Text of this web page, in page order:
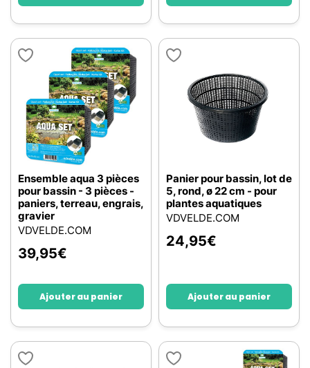
Ensemble aqua 3 pièces
pour bassin - 3 pièces -
paniers, terreau, engrais,
gravier
VDVELDE.COM
39,95€
Ajouter au panier
Panier pour bassin, lot de
5, rond, ø 22 cm - pour
plantes aquatiques
VDVELDE.COM
24,95€
Ajouter au panier